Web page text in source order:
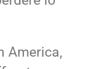
America,